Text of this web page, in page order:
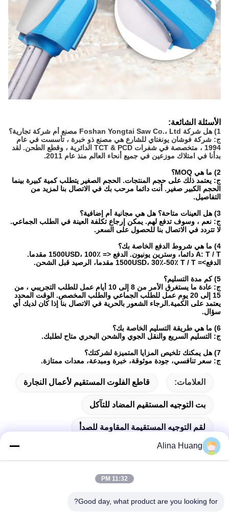
الأسئلة الشائعة:
1) هل شركة Foshan Yongtai Saw Co.، Ltd مصنع أم شركة تجارية؟
ج: شركة فوشان يونغتاي للشارع هي مصنع ذو خبرة ، تأسست في عام
1994 ، متخصصة في شفرات TCT & PCD الدائرية ، وقطع الطحن. لقد
بدأنا في امتلاك موزعين في جميع أنحاء العالم منذ عام 2011.
2) ما هي MOQ؟
ج: يعتمد ذلك على حجم المنتجات. الحجم الصغير يتطلب كمية كبيرة بينما
الحجم الكبير صغير. أنت دائما مرحب بك في الاتصال بنا لمزيد من
التفاصيل.
3) هل العينات متاحة؟ هل هي مجانية أم إضافية؟
ج: نعم ، وسوف تدفع لهم. يمكن إرجاع تكلفة العينة في الطلب الجماعي.
لا تتردد في الاتصال بنا للحصول على السعر.
4) ما هي شروط الدفع الخاصة بك؟
A: T / T دائما، وسترين يونيون. الدفع <= 1500USD، 100٪ مقدما.
الدفع>= 1500USD، 30٪-50٪ T / T مقدما، الرصيد قبل الشحن.
5) كم مدة التسليم؟
ج: عادة ما يستغرق الأمر من 8 إلى 10 أيام عمل للطلب التجريبي ، من
15 إلى 20 يوم عمل للطلب الجماعي والطلب المخصص. الوقت المحدد
يعتمد على الكمية.الرجاء الشعور بالحرية في الاتصال بنا إذا كان لديك أي
سؤال.
6) ما هي طريقة التسليم الخاصة بك؟
ج: التسليم السريع والنقل الجوي والشحن البحري متاح لطلبك.
7) هل يمكنك تلخيص المزايا المتميزة لشركتك؟
ج: سعر تنافسي، جودة موثوقة، خبرة ومبدعة، معدات ممتازة.
العلامات: قاطع الفلوت المستقيم لأعمال النجارة
بت التوجيه المستقيم المضاد للتآكل
لقم التوجيه المستقيمة المقاومة للصدأ
Alina Huang
11:32 PM
Good day, what product are you looking for?